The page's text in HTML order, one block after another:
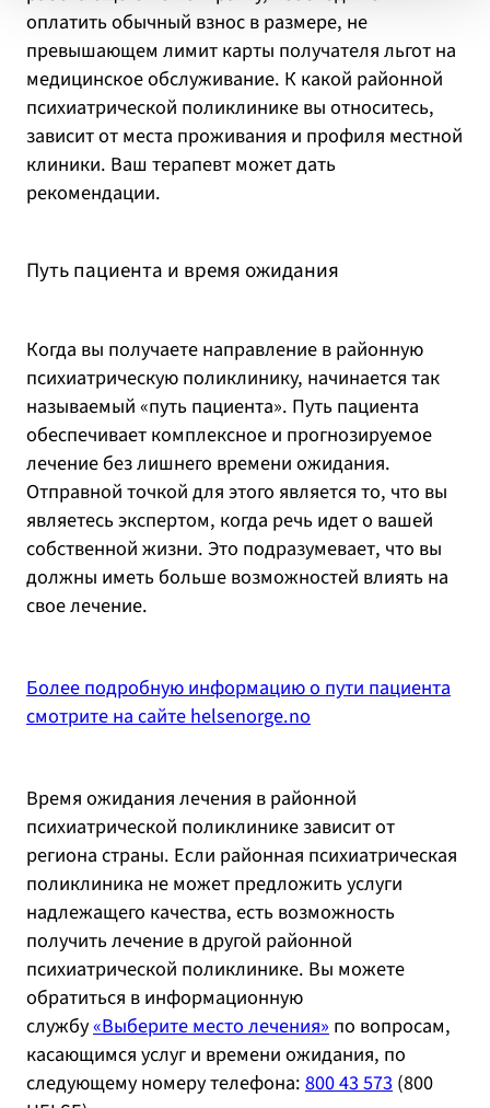
оплатить обычный взнос в размере, не
превышающем лимит карты получателя льгот на
медицинское обслуживание. К какой районной
психиатрической поликлинике вы относитесь,
зависит от места проживания и профиля местной
клиники. Ваш терапевт может дать
рекомендации.
Путь пациента и время ожидания
Когда вы получаете направление в районную
психиатрическую поликлинику, начинается так
называемый «путь пациента». Путь пациента
обеспечивает комплексное и прогнозируемое
лечение без лишнего времени ожидания.
Отправной точкой для этого является то, что вы
являетесь экспертом, когда речь идет о вашей
собственной жизни. Это подразумевает, что вы
должны иметь больше возможностей влиять на
свое лечение.
Более подробную информацию о пути пациента
смотрите на сайте helsenorge.no
Время ожидания лечения в районной
психиатрической поликлинике зависит от
региона страны. Если районная психиатрическая
поликлиника не может предложить услуги
надлежащего качества, есть возможность
получить лечение в другой районной
психиатрической поликлинике. Вы можете
обратиться в информационную
службу«Выберите место лечения» по вопросам,
касающимся услуг и времени ожидания, по
следующему номеру телефона:800 43 573 (800